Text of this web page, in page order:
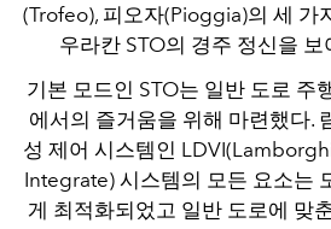
(Trofeo), 피오자(Pioggia)의 세 가
우라칸 STO의 경주 정신을
기본 모드인 STO는 일반 도로 주
에서의 즐거움을 위해 마련했다.
성 제어 시스템인
Integrate) 시스템의 모든 요소는
게 최적화되었고 일반 도로에 맞